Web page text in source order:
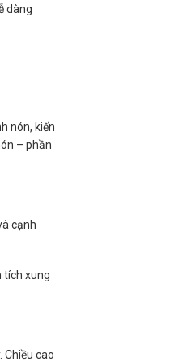
dàng
nón, kiến
– phần
cạnh
tích xung
cao